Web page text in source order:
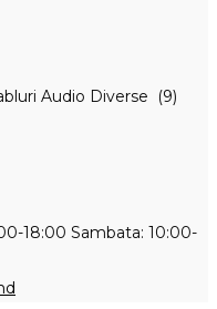
Audio Diverse (9)
18:00 Sambata: 10:00-